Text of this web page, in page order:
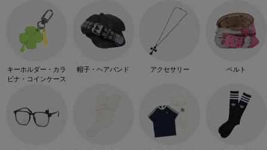
キーホルダー・カラ
ビナ・コインケース
帽子・ヘアバンド アクセサリー ベルト